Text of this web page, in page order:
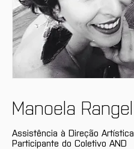
Manoela Rangel
Assistência à Direção Artística
Participante do Coletivo AND